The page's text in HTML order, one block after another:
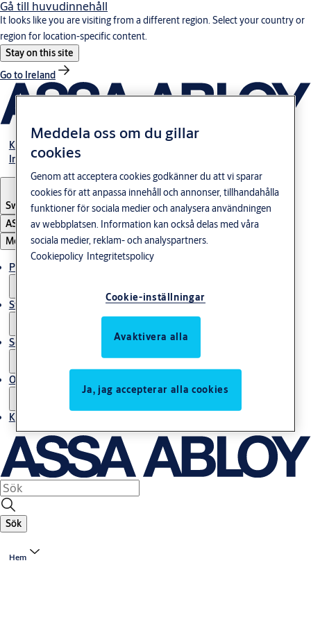
Gå till huvudinnehåll
It looks like you are visiting from a different region. Select your country or
region for location-specific content.
Stay on this site
Go to Ireland
Karriär
Investerare
Sweden·Svenska
ASSA ABLOY Group
Meny
Produkter och lösningar
Stories
Service
Om oss
Kontakta oss
Sök
Hem
Meddela oss om du gillar
cookies
Genom att acceptera cookies godkänner du att vi sparar
cookies för att anpassa innehåll och annonser, tillhandahålla
funktioner för sociala medier och analysera användningen
av webbplatsen. Information kan också delas med våra
sociala medier, reklam- och analyspartners.
Cookiepolicy Integritetspolicy
Cookie-inställningar
Avaktivera alla
Ja, jag accepterar alla cookies